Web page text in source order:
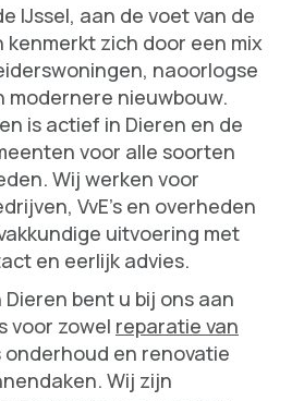
IJssel, aan de voet van de
kenmerkt zich door een mix
naoorlogse
modernere nieuwbouw.
is actief in Dieren en de
voor alle soorten
Wij werken voor
VvE's en overheden
uitvoering met
en eerlijk advies.
Dieren bent u bij ons aan
voor zowel reparatie van
onderhoud en renovatie
Wij zijn